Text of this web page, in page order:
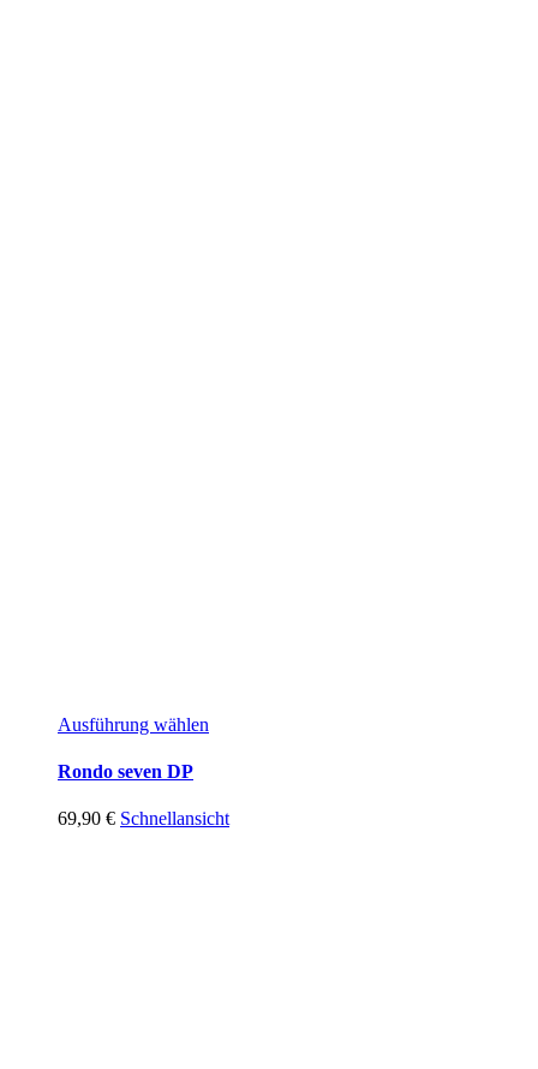
Ausführung wählen
Rondo seven DP
69,90 € Schnellansicht